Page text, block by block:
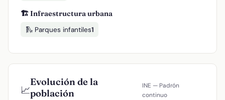
🏗️ Infraestructura urbana
🛝 Parques infantiles1
📈
Evolución de la
población
INE — Padrón
continuo